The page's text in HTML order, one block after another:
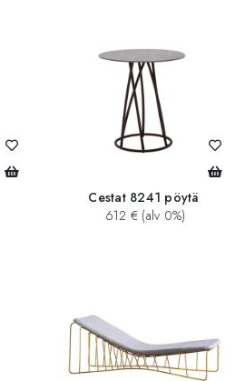
Cestat 8241 pöytä
612 € (alv 0%)